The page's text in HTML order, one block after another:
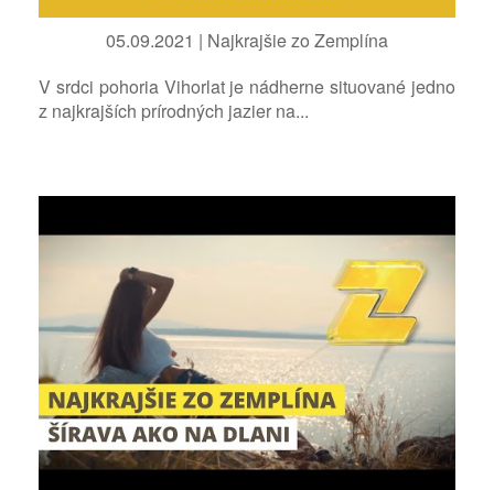
05.09.2021 | Najkrajšie zo Zemplína
V srdci pohoria Vihorlat je nádherne situované jedno
z najkrajších prírodných jazier na...